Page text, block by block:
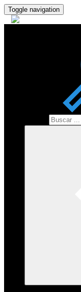
Toggle navigation